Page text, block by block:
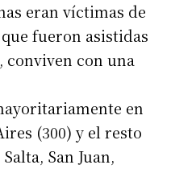
eran víctimas de
fueron asistidas
con una
en
(300) y el resto
San Juan,